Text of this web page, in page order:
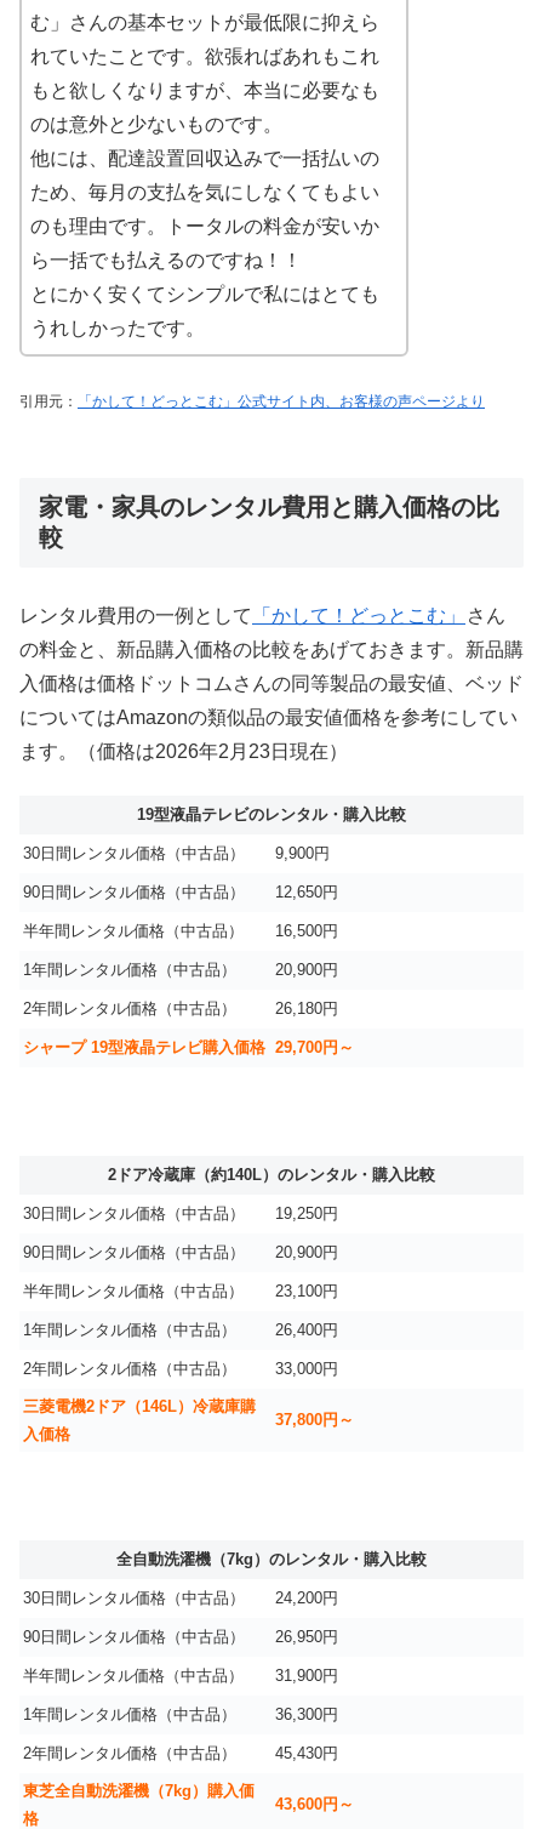
む」さんの基本セットが最低限に抑えら
れていたことです。欲張ればあれもこれ
もと欲しくなりますが、本当に必要なも
のは意外と少ないものです。
他には、配達設置回収込みで一括払いの
ため、毎月の支払を気にしなくてもよい
のも理由です。トータルの料金が安いか
ら一括でも払えるのですね！！
とにかく安くてシンプルで私にはとても
うれしかったです。
引用元： 「かして！どっとこむ」公式サイト内、お客様の声ページより
家電・家具のレンタル費用と購入価格の比
較
レンタル費用の一例として 「かして！どっとこむ」
さん
の料金と、新品購入価格の比較をあげておきます。新品購
入価格は価格ドットコムさんの同等製品の最安値、ベッド
についてはAmazonの類似品の最安値価格を参考にしてい
ます。（価格は2026年2月23日現在）
19型液晶テレビのレンタル・購入比較
30日間レンタル価格（中古品） 9,900円
90日間レンタル価格（中古品） 12,650円
半年間レンタル価格（中古品） 16,500円
1年間レンタル価格（中古品） 20,900円
2年間レンタル価格（中古品） 26,180円
シャープ 19型液晶テレビ購入価格 29,700円～
2ドア冷蔵庫（約140L）のレンタル・購入比較
30日間レンタル価格（中古品） 19,250円
90日間レンタル価格（中古品） 20,900円
半年間レンタル価格（中古品） 23,100円
1年間レンタル価格（中古品） 26,400円
2年間レンタル価格（中古品） 33,000円
三菱電機2ドア（146L）冷蔵庫購
入価格
37,800円～
全自動洗濯機（7kg）のレンタル・購入比較
30日間レンタル価格（中古品） 24,200円
90日間レンタル価格（中古品） 26,950円
半年間レンタル価格（中古品） 31,900円
1年間レンタル価格（中古品） 36,300円
2年間レンタル価格（中古品） 45,430円
東芝全自動洗濯機（7kg）購入価
格
43,600円～